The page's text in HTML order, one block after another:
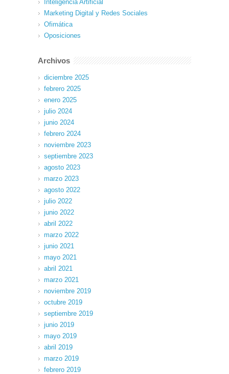
Inteligencia Artificial
Marketing Digital y Redes Sociales
Ofimática
Oposiciones
Archivos
diciembre 2025
febrero 2025
enero 2025
julio 2024
junio 2024
febrero 2024
noviembre 2023
septiembre 2023
agosto 2023
marzo 2023
agosto 2022
julio 2022
junio 2022
abril 2022
marzo 2022
junio 2021
mayo 2021
abril 2021
marzo 2021
noviembre 2019
octubre 2019
septiembre 2019
junio 2019
mayo 2019
abril 2019
marzo 2019
febrero 2019